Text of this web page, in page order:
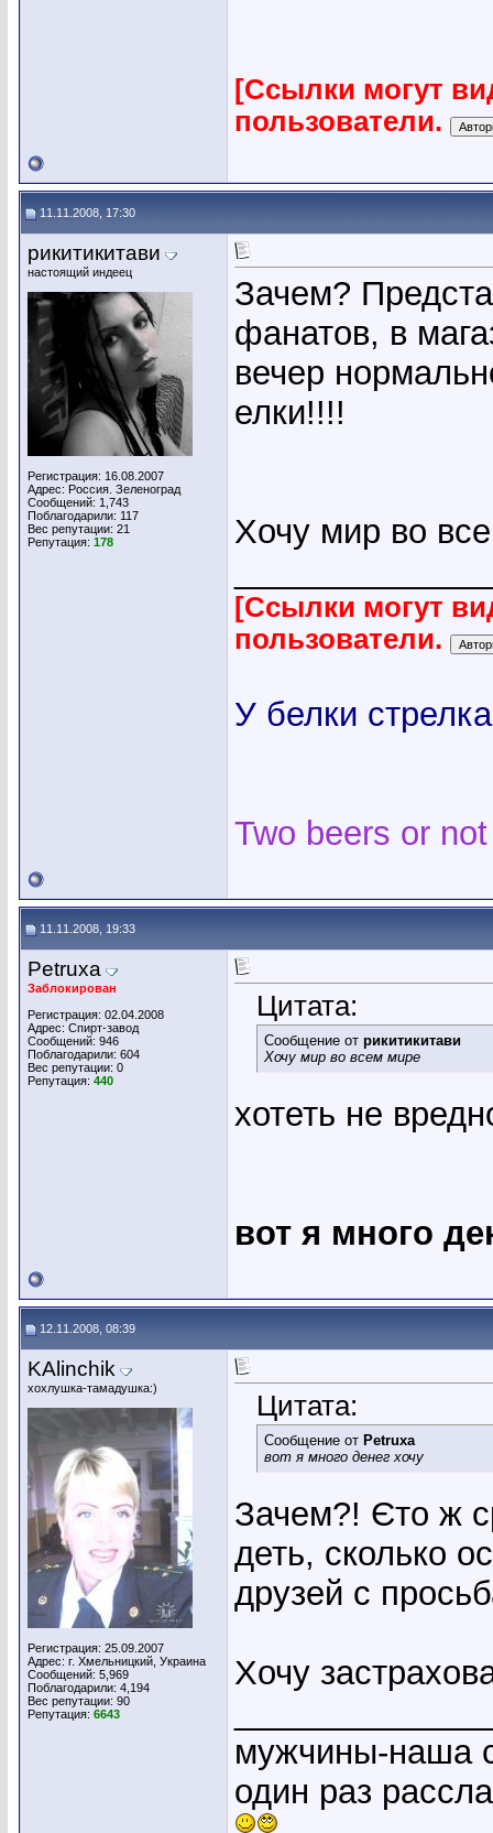
[Ссылки могут
пользователи.
11.11.2008, 17:30
рикитикитави
настоящий индеец
Регистрация: 16.08.2007
Адрес: Россия. Зеленоград
Сообщений: 1,743
Поблагодарили: 117
Вес репутации: 21
Репутация: 178
Зачем?
фанатов, в
вечер
елки!!!!
Хочу мир во
[Ссылки могут
пользователи.
У белки
Two beers or
11.11.2008, 19:33
Petruxa
Заблокирован
Регистрация: 02.04.2008
Адрес: Спирт-завод
Сообщений: 946
Поблагодарили: 604
Вес репутации: 0
Репутация: 440
Цитата:
Сообщение от рикитикитави
Хочу мир во всем мире
хотеть не
вот я много
12.11.2008, 08:39
KAlinchik
хохлушка-тамадушка:)
Регистрация: 25.09.2007
Адрес: г. Хмельницкий, Украина
Сообщений: 5,969
Поблагодарили: 4,194
Вес репутации: 90
Репутация: 6643
Цитата:
Сообщение от Petruxa
вот я много денег хочу
Зачем?! Єто ж
деть, сколько
друзей с
Хочу
мужчины-наша
один раз